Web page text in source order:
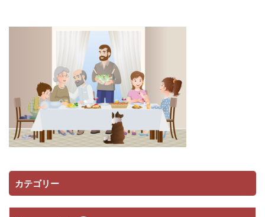
カテゴリー